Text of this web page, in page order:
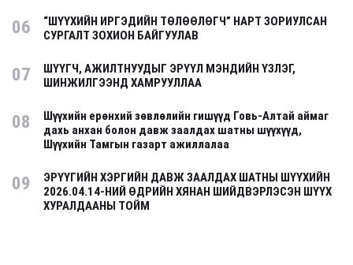
06
“ШҮҮХИЙН ИРГЭДИЙН ТӨЛӨӨЛӨГЧ” НАРТ ЗОРИУЛСАН
СУРГАЛТ ЗОХИОН БАЙГУУЛАВ
07
ШҮҮГЧ, АЖИЛТНУУДЫГ ЭРҮҮЛ МЭНДИЙН ҮЗЛЭГ,
ШИНЖИЛГЭЭНД ХАМРУУЛЛАА
08
Шүүхийн ерөнхий зөвлөлийн гишүүд Говь-Алтай аймаг
дахь анхан болон давж заалдах шатны шүүхүүд,
Шүүхийн Тамгын газарт ажиллалаа
09
ЭРҮҮГИЙН ХЭРГИЙН ДАВЖ ЗААЛДАХ ШАТНЫ ШҮҮХИЙН
2026.04.14-НИЙ ӨДРИЙН ХЯНАН ШИЙДВЭРЛЭСЭН ШҮҮХ
ХУРАЛДААНЫ ТОЙМ